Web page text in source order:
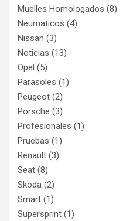
Muelles Homologados (8)
Neumaticos (4)
Nissan (3)
Noticias (13)
Opel (5)
Parasoles (1)
Peugeot (2)
Porsche (3)
Profesionales (1)
Pruebas (1)
Renault (3)
Seat (8)
Skoda (2)
Smart (1)
Supersprint (1)